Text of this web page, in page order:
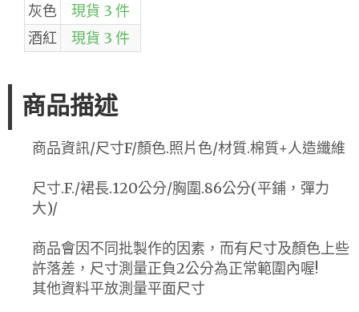
灰色
現貨 3 件
酒紅
現貨 3 件
商品描述
商品資訊/尺寸F/顏色.照片色/材質.棉質+人造纖維
尺寸.F./裙長.120公分/胸圍.86公分(平鋪，彈力
大)/
商品會因不同批製作的因素，而有尺寸及顏色上些
許落差，尺寸測量正負2公分為正常範圍內喔!
其他資料平放測量平面尺寸